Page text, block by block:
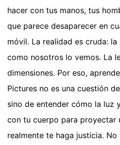
hacer con tus manos, tus
que parece desaparecer en
móvil. La realidad es cruda:
como nosotros lo vemos. La
dimensiones. Por eso,
Pictures no es una cuestión
sino de entender cómo la luz
con tu cuerpo para proyectar
realmente te haga justicia.